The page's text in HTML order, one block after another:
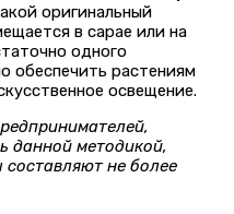
оригинальный
в сарае или на
одного
обеспечить растениям
освещение.
данной методикой,
не более